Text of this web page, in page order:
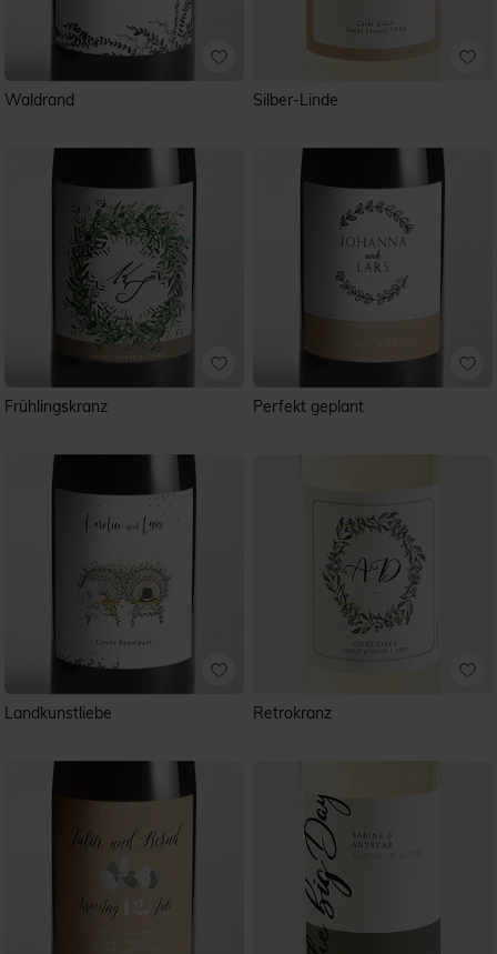
Waldrand Silber-Linde
Frühlingskranz Perfekt geplant
Landkunstliebe Retrokranz